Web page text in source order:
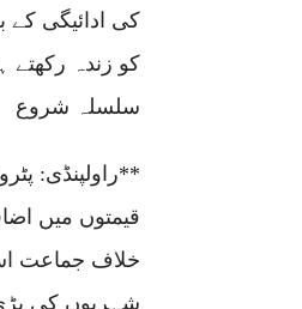
کی ادائیگی کے
کو زندہ رکھتے
سلسلہ شروع
**راولپنڈی:
قیمتوں میں
خلاف جماعت
شہریوں کی